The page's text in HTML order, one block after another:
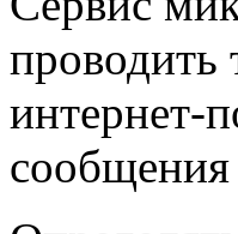
проводить
интернет-